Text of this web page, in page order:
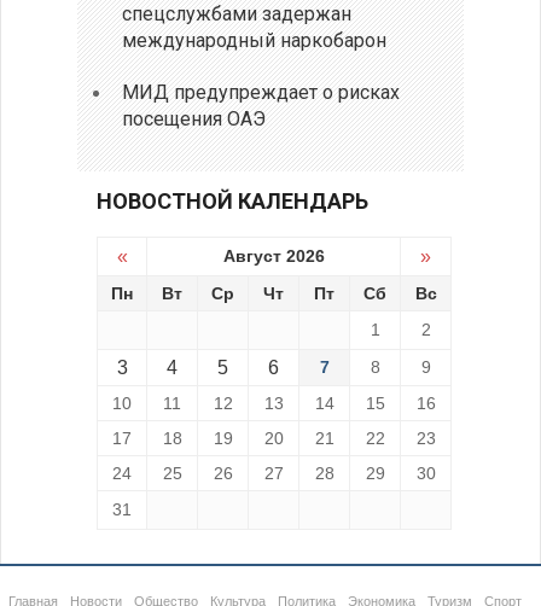
спецслужбами задержан
международный наркобарон
МИД предупреждает о рисках
посещения ОАЭ
НОВОСТНОЙ КАЛЕНДАРЬ
« Август 2026 »
Пн Вт Ср Чт Пт Сб
Вс
1
2
3 4 5 6 7 8
9
10
11 12 13 14 15
16
17
18 19 20 21 22
23
24
25 26 27 28 29
30
31
Главная Новости Общество Культура Политика Экономика Туризм Спорт